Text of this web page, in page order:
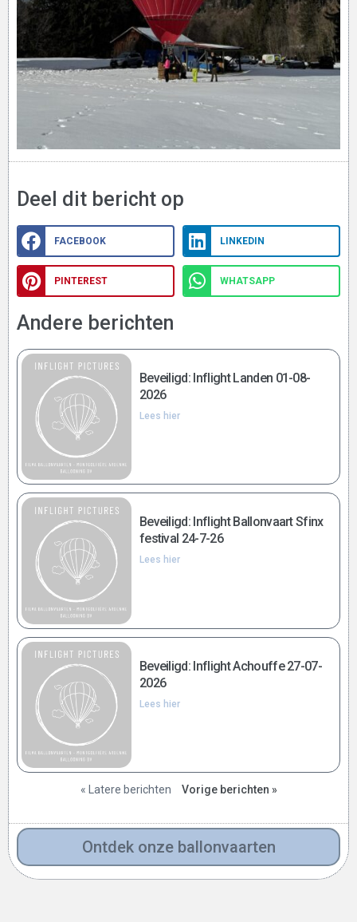
Deel dit bericht op
FACEBOOK LINKEDIN
PINTEREST WHATSAPP
Andere berichten
Beveiligd: Inflight Landen 01-08-
2026
Lees hier
Beveiligd: Inflight Ballonvaart Sfinx
festival 24-7-26
Lees hier
Beveiligd: Inflight Achouffe 27-07-
2026
Lees hier
« Latere berichten Vorige berichten »
Ontdek onze ballonvaarten